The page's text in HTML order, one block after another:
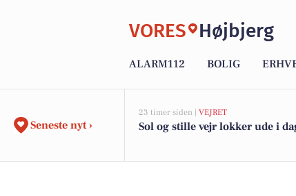
VORES Højbjerg
ALARM112 BOLIG
Seneste nyt ›
23 timer siden | VEJRET
Sol og stille vejr lokker ude i